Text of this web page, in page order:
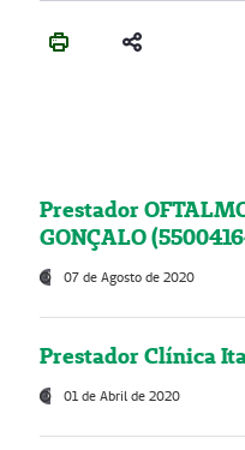
Prestador
GONÇALO
07 de Agosto de 2020
Prestador Clínica
01 de Abril de 2020